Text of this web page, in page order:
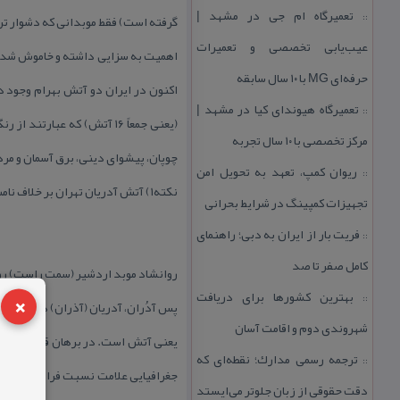
×
:: تعمیرگاه ام جی در مشهد |
عیب‌یابی تخصصی و تعمیرات
حرفه‌ای MG با ۱۰ سال سابقه
:: تعمیرگاه هیوندای كیا در مشهد |
مركز تخصصی با ۱۰ سال تجربه
:: ریوان كمپ، تعهد به تحویل امن
تجهیزات كمپینگ در شرایط بحرانی
:: فریت بار از ایران به دبی؛ راهنمای
كامل صفر تا صد
:: بهترین كشورها برای دریافت
شهروندی دوم و اقامت آسان
:: ترجمه رسمی مدارك؛ نقطه‌ای كه
دقت حقوقی از زبان جلوتر می‌ایستد
گرفته است) فقط موبدانی كه دشوار
اهمیت به سزایی داشته و خاموش
اكنون در ایران دو آتش بهرام
(یعنی جمعاً ۱۶ آتش) كه
چوپان، پیشوای دینی، برق آسمان و
نكته۱) آتش آدریان تهران بر خلاف نامش، از نوع آتش بهرام (ورهرام) است و از نوع آتش آدران Adoran (آدریان، درب مهر) نیست.
روانشاد موبد اردشیر (سمت راست)
پس آدُران، آدریان (آذران) همان
یعنی آتش است. در برهان قاطع آمده:
جغرافیایی علامت نسبت فراوان